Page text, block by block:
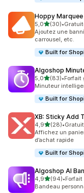
Hoppy
5,0étoile(s) sur 5
(30)
30 avis au total
•
Ajoutez une
carrousel, etc.
Built for
Algoshop
5,0étoile(s) sur 5
(83)
83 avis au total
•Forfait
Minuteur
Built for
XB: Sticky Add
4,9étoile(s) sur 5
(28)
28 avis au total
•
Affichez un
d’achat rapide
Built for
Algoshop AI
4,9étoile(s) sur 5
(94)
94 avis au total
•
Bandeau